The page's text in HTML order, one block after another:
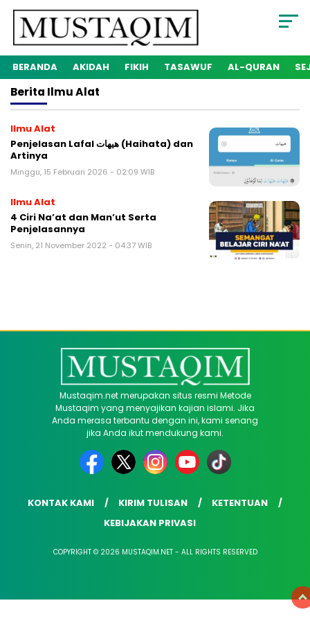
BERANDA AKIDAH FIKIH TASAWUF AL-QURAN
Berita Ilmu Alat
Ilmu Alat
Penjelasan Lafal هيهات (Haihata) dan
Artinya
Minggu, 15 Februari 2026 - 02:09 WIB
Ilmu Alat
4 Ciri Na’at dan Man’ut Serta
Penjelasannya
Senin, 21 November 2022 - 04:37 WIB
Mustaqim.net merupakan situs resmi Metode
Mustaqim yang menyajikan kajian islami. Jika
Anda merasa terbantu dengan ini, kami senang
jika Anda ikut mendukung kami.
KONTAK KAMI KIRIM TULISAN
KETENTUAN
KEBIJAKAN PRIVASI
COPYRIGHT © 2026 MUSTAQIM.NET - ALL RIGHTS RESERVED